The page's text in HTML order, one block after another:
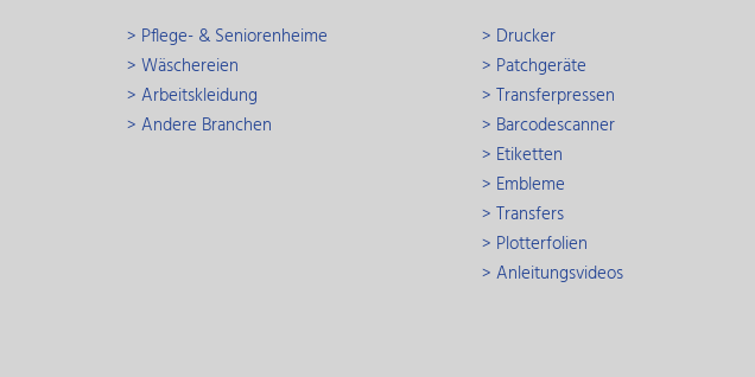
> Pflege- & Seniorenheime
> Wäschereien
> Arbeitskleidung
> Andere Branchen
> Drucker
> Patchgeräte
> Transferpressen
> Barcodescanner
> Etiketten
> Embleme
> Transfers
> Plotterfolien
> Anleitungsvideos